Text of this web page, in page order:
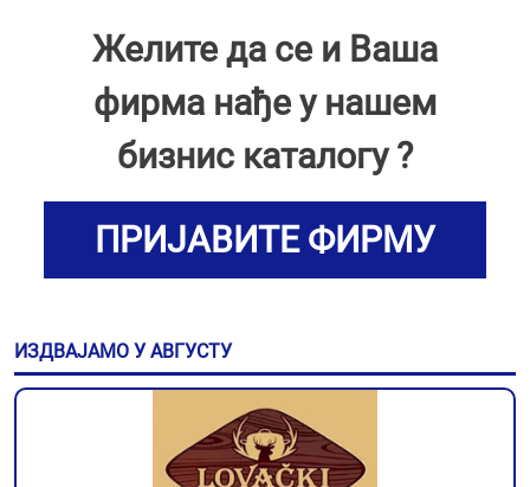
Желите да се и Ваша
фирма нађе у нашем
бизнис каталогу ?
ПРИЈАВИТЕ ФИРМУ
ИЗДВАЈАМО У АВГУСТУ